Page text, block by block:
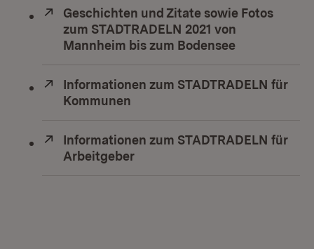
Extern:
Geschichten und Zitate sowie Fotos
zum STADTRADELN 2021 von
Mannheim bis zum Bodensee
Extern:
Informationen zum STADTRADELN für
Kommunen
Extern:
Informationen zum STADTRADELN für
Arbeitgeber